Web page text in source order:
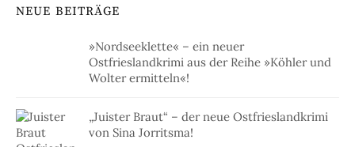
NEUE BEITRÄGE
»Nordseeklette« – ein neuer
Ostfrieslandkrimi aus der Reihe »Köhler und
Wolter ermitteln«!
„Juister Braut“ – der neue Ostfrieslandkrimi
von Sina Jorritsma!